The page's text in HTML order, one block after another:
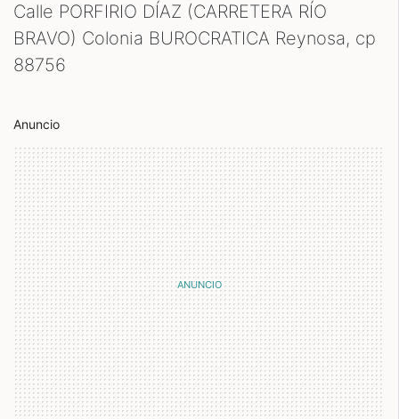
Calle PORFIRIO DÍAZ (CARRETERA RÍO
BRAVO) Colonia BUROCRATICA Reynosa, cp
88756
Anuncio